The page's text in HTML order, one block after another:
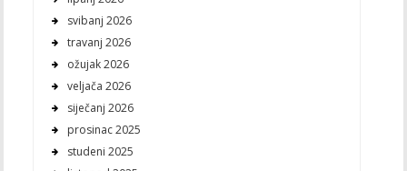
svibanj 2026
travanj 2026
ožujak 2026
veljača 2026
siječanj 2026
prosinac 2025
studeni 2025